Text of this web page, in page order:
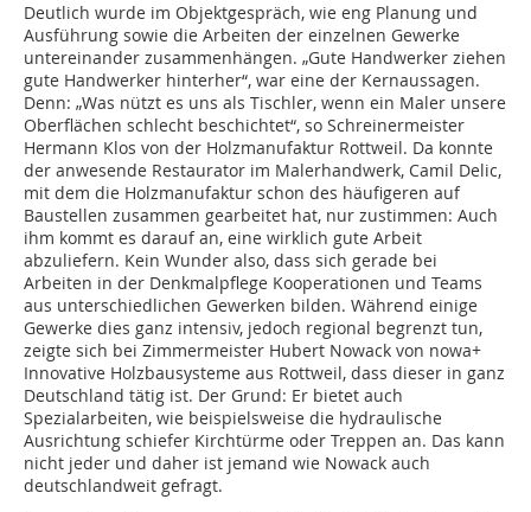
Deutlich wurde im Objektgespräch, wie eng Planung und
Ausführung sowie die Arbeiten der einzelnen Gewerke
untereinander zusammenhängen. „Gute Handwerker ziehen
gute Handwerker hinterher“, war eine der Kernaussagen.
Denn: „Was nützt es uns als Tischler, wenn ein Maler unsere
Oberflächen schlecht beschichtet“, so Schreinermeister
Hermann Klos von der Holzmanufaktur Rottweil. Da konnte
der anwesende Restaurator im Malerhandwerk, Camil Delic,
mit dem die Holzmanufaktur schon des häufigeren auf
Baustellen zusammen gearbeitet hat, nur zustimmen: Auch
ihm kommt es darauf an, eine wirklich gute Arbeit
abzuliefern. Kein Wunder also, dass sich gerade bei
Arbeiten in der Denkmalpflege Kooperationen und Teams
aus unterschiedlichen Gewerken bilden. Während einige
Gewerke dies ganz intensiv, jedoch regional begrenzt tun,
zeigte sich bei Zimmermeister Hubert Nowack von nowa+
Innovative Holzbausysteme aus Rottweil, dass dieser in ganz
Deutschland tätig ist. Der Grund: Er bietet auch
Spezialarbeiten, wie beispielsweise die hydraulische
Ausrichtung schiefer Kirchtürme oder Treppen an. Das kann
nicht jeder und daher ist jemand wie Nowack auch
deutschlandweit gefragt.